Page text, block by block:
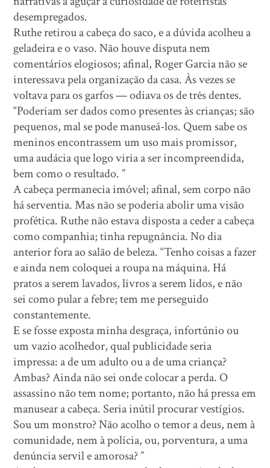
desempregados.
Ruthe retirou a cabeça do saco, e a dúvida acolheu a
geladeira e o vaso. Não houve disputa nem
comentários elogiosos; afinal, Roger Garcia não se
interessava pela organização da casa. Às vezes se
voltava para os garfos — odiava os de três dentes.
“Poderiam ser dados como presentes às crianças; são
pequenos, mal se pode manuseá-los. Quem sabe os
meninos encontrassem um uso mais promissor,
uma audácia que logo viria a ser incompreendida,
bem como o resultado. ”
A cabeça permanecia imóvel; afinal, sem corpo não
há serventia. Mas não se poderia abolir uma visão
profética. Ruthe não estava disposta a ceder a cabeça
como companhia; tinha repugnância. No dia
anterior fora ao salão de beleza. “Tenho coisas a fazer
e ainda nem coloquei a roupa na máquina. Há
pratos a serem lavados, livros a serem lidos, e não
sei como pular a febre; tem me perseguido
constantemente.
E se fosse exposta minha desgraça, infortúnio ou
um vazio acolhedor, qual publicidade seria
impressa: a de um adulto ou a de uma criança?
Ambas? Ainda não sei onde colocar a perda. O
assassino não tem nome; portanto, não há pressa em
manusear a cabeça. Seria inútil procurar vestígios.
Sou um monstro? Não acolho o temor a deus, nem à
comunidade, nem à polícia, ou, porventura, a uma
denúncia servil e amorosa? ”